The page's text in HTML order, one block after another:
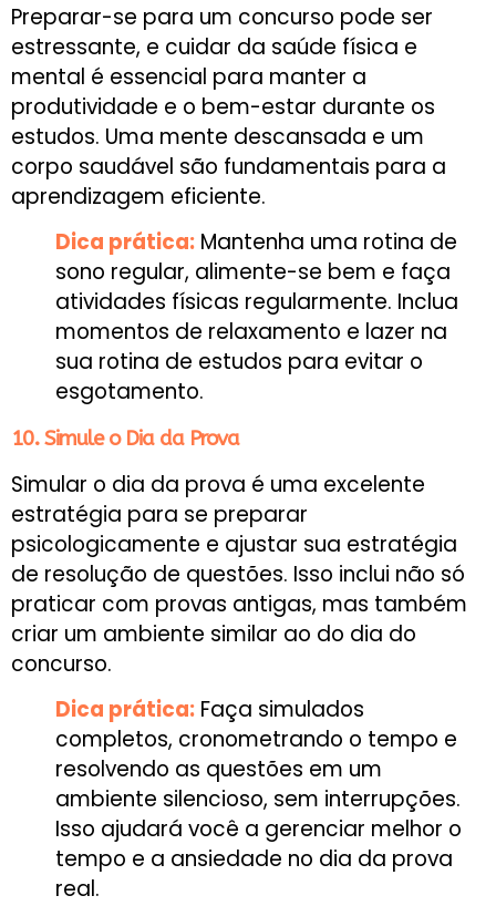
Preparar-se para um concurso pode ser
estressante, e cuidar da saúde física e
mental é essencial para manter a
produtividade e o bem-estar durante os
estudos. Uma mente descansada e um
corpo saudável são fundamentais para a
aprendizagem eficiente.
Dica prática: Mantenha uma rotina de
sono regular, alimente-se bem e faça
atividades físicas regularmente. Inclua
momentos de relaxamento e lazer na
sua rotina de estudos para evitar o
esgotamento.
10. Simule o Dia da Prova
Simular o dia da prova é uma excelente
estratégia para se preparar
psicologicamente e ajustar sua estratégia
de resolução de questões. Isso inclui não só
praticar com provas antigas, mas também
criar um ambiente similar ao do dia do
concurso.
Dica prática: Faça simulados
completos, cronometrando o tempo e
resolvendo as questões em um
ambiente silencioso, sem interrupções.
Isso ajudará você a gerenciar melhor o
tempo e a ansiedade no dia da prova
real.